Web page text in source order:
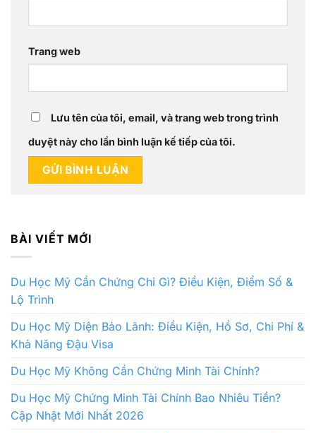
Trang web
Lưu tên của tôi, email, và trang web trong trình
duyệt này cho lần bình luận kế tiếp của tôi.
BÀI VIẾT MỚI
Du Học Mỹ Cần Chứng Chỉ Gì? Điều Kiện, Điểm Số &
Lộ Trình
Du Học Mỹ Diện Bảo Lãnh: Điều Kiện, Hồ Sơ, Chi Phí &
Khả Năng Đậu Visa
Du Học Mỹ Không Cần Chứng Minh Tài Chính?
Du Học Mỹ Chứng Minh Tài Chính Bao Nhiêu Tiền?
Cập Nhật Mới Nhất 2026